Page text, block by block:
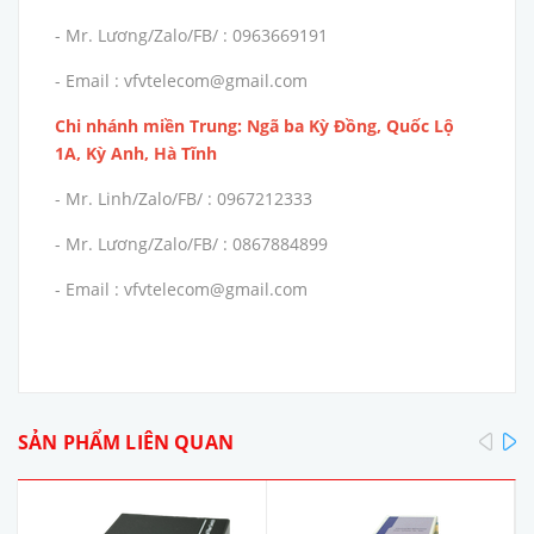
- Mr. Lương/Zalo/FB/ : 0963669191
- Email : vfvtelecom@gmail.com
Chi nhánh miền Trung: Ngã ba Kỳ Đồng, Quốc Lộ
1A, Kỳ Anh, Hà Tĩnh
- Mr. Linh/Zalo/FB/ : 0967212333
- Mr. Lương/Zalo/FB/ : 0867884899
- Email : vfvtelecom@gmail.com
SẢN PHẨM LIÊN QUAN